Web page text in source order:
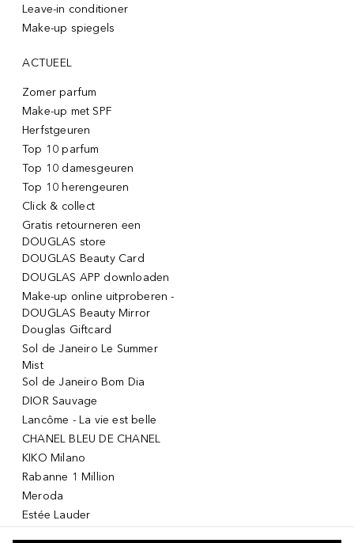
Leave-in conditioner
Make-up spiegels
ACTUEEL
Zomer parfum
Make-up met SPF
Herfstgeuren
Top 10 parfum
Top 10 damesgeuren
Top 10 herengeuren
Click & collect
Gratis retourneren een
DOUGLAS store
DOUGLAS Beauty Card
DOUGLAS APP downloaden
Make-up online uitproberen -
DOUGLAS Beauty Mirror
Douglas Giftcard
Sol de Janeiro Le Summer
Mist
Sol de Janeiro Bom Dia
DIOR Sauvage
Lancôme - La vie est belle
CHANEL BLEU DE CHANEL
KIKO Milano
Rabanne 1 Million
Meroda
Estée Lauder